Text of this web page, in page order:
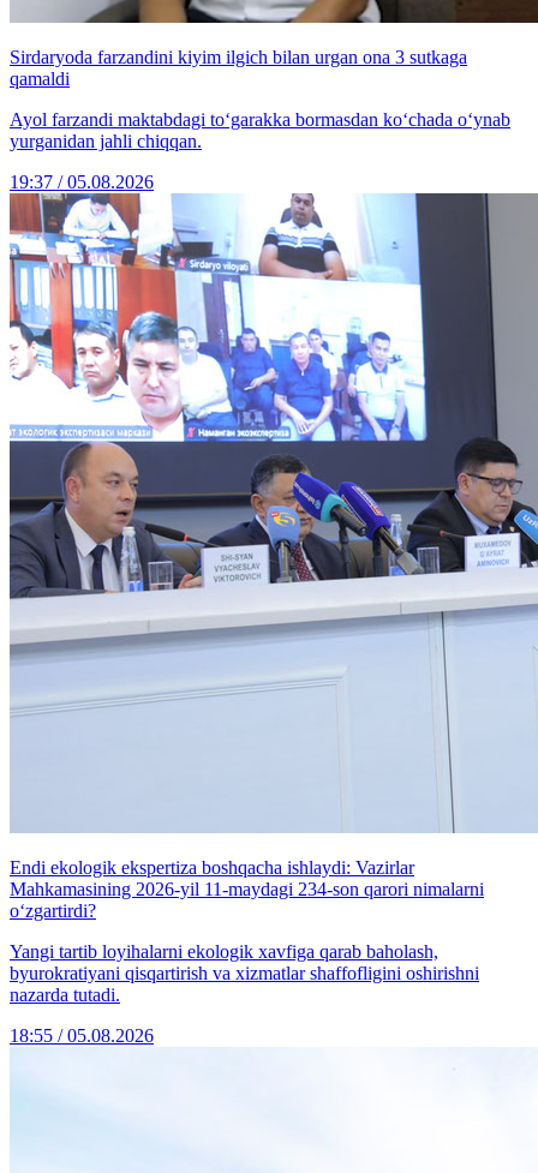
Sirdaryoda farzandini kiyim ilgich bilan urgan ona 3 sutkaga
qamaldi
Ayol farzandi maktabdagi to‘garakka bormasdan ko‘chada o‘ynab
yurganidan jahli chiqqan.
19:37 / 05.08.2026
Endi ekologik ekspertiza boshqacha ishlaydi: Vazirlar
Mahkamasining 2026-yil 11-maydagi 234-son qarori nimalarni
o‘zgartirdi?
Yangi tartib loyihalarni ekologik xavfiga qarab baholash,
byurokratiyani qisqartirish va xizmatlar shaffofligini oshirishni
nazarda tutadi.
18:55 / 05.08.2026